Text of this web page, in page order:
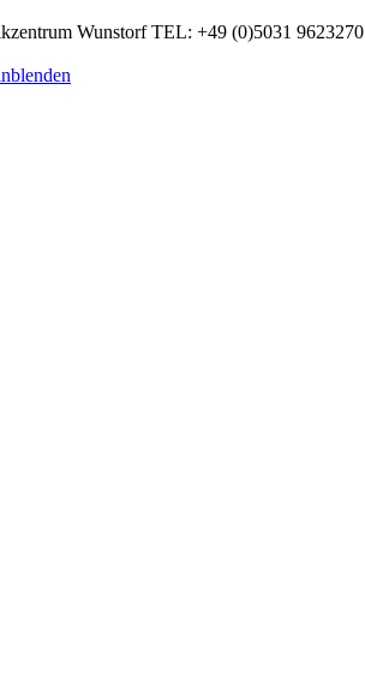
Wunstorf TEL: +49 (0)5031 9623270